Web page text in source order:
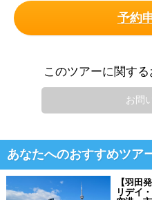
予約
このツアーに関す
お問
あなたへのおすすめツア
【羽田
リデイ